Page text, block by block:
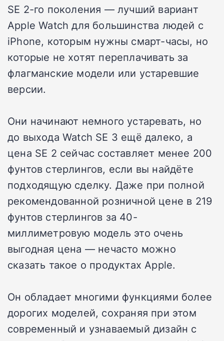
SE 2-го поколения — лучший вариант
Apple Watch для большинства людей с
iPhone, которым нужны смарт-часы, но
которые не хотят переплачивать за
флагманские модели или устаревшие
версии.
Они начинают немного устаревать, но
до выхода Watch SE 3 ещё далеко, а
цена SE 2 сейчас составляет менее 200
фунтов стерлингов, если вы найдёте
подходящую сделку. Даже при полной
рекомендованной розничной цене в 219
фунтов стерлингов за 40-
миллиметровую модель это очень
выгодная цена — нечасто можно
сказать такое о продуктах Apple.
Он обладает многими функциями более
дорогих моделей, сохраняя при этом
современный и узнаваемый дизайн с